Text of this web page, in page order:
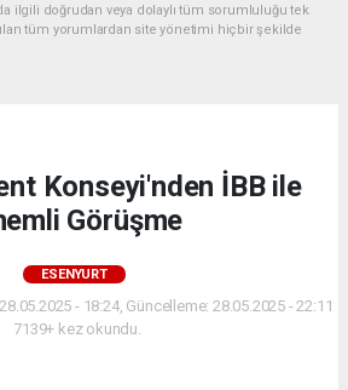
ilgili doğrudan veya dolaylı tüm sorumluluğu tek
tüm yorumlardan site yönetimi hiçbir şekilde
Konseyi'nden İBB ile
Görüşme
ESENYURT
- 18:24, Güncelleme: 28.05.2025 - 22:11
7139+ kez okundu.